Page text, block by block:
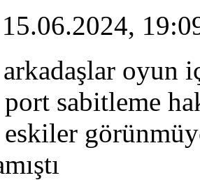
oyun
sabitleme